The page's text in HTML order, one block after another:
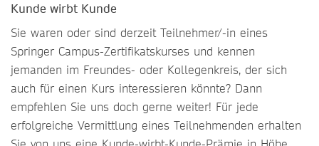
Kunde wirbt Kunde
Sie waren oder sind derzeit Teilnehmer/-in eines
Springer Campus-Zertifikatskurses und kennen
jemanden im Freundes- oder Kollegenkreis, der sich
auch für einen Kurs interessieren könnte? Dann
empfehlen Sie uns doch gerne weiter! Für jede
erfolgreiche Vermittlung eines Teilnehmenden erhalten